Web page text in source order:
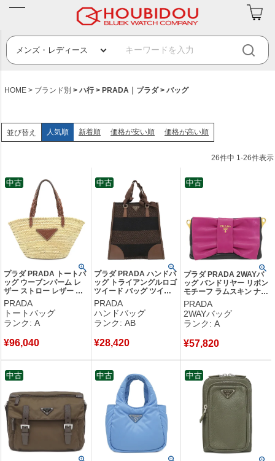
HOME ブランド別 ハ行 PRADA｜プラダ バッグ
並び替え 人気順 新着順 価格が安い順 価格が高い順
26件中 1-26件表示
プラダ PRADA トートバ
ッグ ウーブンパーム レ
ザー ストロー レザー ナ
チュラル×コニャック か
ごバッグ カゴバッグ 三
角ロゴ 1BG314 【中古】
中古美品
PRADA
トートバッグ
ランク: A
¥96,040
中古
プラダ PRADA ハンドバ
ッグ トライアングルロゴ
ツイード バッグ ツイー
ド レザー MARRONE シ
ルバー金具 茶 黒 ボーダ
ー 三角ロゴ ミニトート
B11268 【中古】中古品
PRADA
ハンドバッグ
ランク: AB
¥28,420
中古
プラダ PRADA 2WAYバ
ッグ バンドリヤー リボン
モチーフ ラムスキン ナッ
パレザー NERO×DALIA
ゴールド金具 ポーチ ショ
ルダー 黒 ピンク BT0685
【保存袋】 【中古】中古
PRADA
2WAYバッグ
ランク: A
¥57,820
中古
中古 中古 中古